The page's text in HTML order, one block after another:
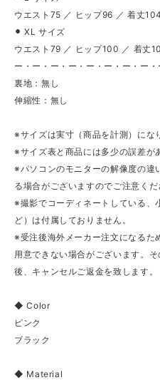
ウエスト75 ／ ヒップ96 ／ 着丈104
⚫︎ XL サイズ
ウエスト79 ／ ヒップ100 ／ 着丈
ー・ー・ー・ー・ー・ー・ー・ー・
裏地：無し
伸縮性：無し
※サイズは実寸（商品を計測）にな
※サイズ表と商品には多少の誤差が
※パソコンのモニターの解像度の違
る場合がございますのでご注意くだ
※撮影でコーディネートしている、
ど）は付属しておりません。
※受注後海外メーカー注文になるた
用意できない場合がございます。
後、キャンセルご返金を致します。
◆ Color
ピンク
ブラック
◆ Material